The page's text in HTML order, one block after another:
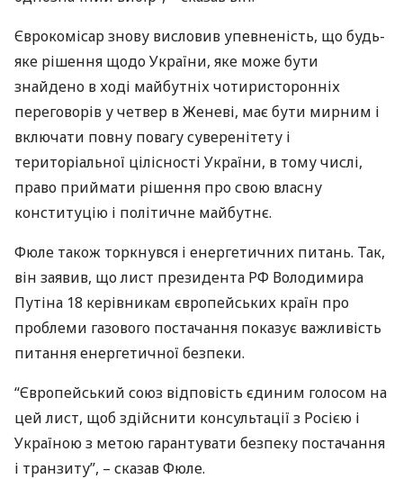
Єврокомісар знову висловив упевненість, що будь-
яке рішення щодо України, яке може бути
знайдено в ході майбутніх чотиристоронніх
переговорів у четвер в Женеві, має бути мирним і
включати повну повагу суверенітету і
територіальної цілісності України, в тому числі,
право приймати рішення про свою власну
конституцію і політичне майбутнє.
Фюле також торкнувся і енергетичних питань. Так,
він заявив, що лист президента РФ Володимира
Путіна 18 керівникам європейських країн про
проблеми газового постачання показує важливість
питання енергетичної безпеки.
“Європейський союз відповість єдиним голосом на
цей лист, щоб здійснити консультації з Росією і
Україною з метою гарантувати безпеку постачання
і транзиту”, – сказав Фюле.